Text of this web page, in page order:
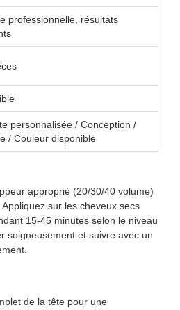
professionnelle, résultats
personnalisée / Conception /
/ Couleur disponible
approprié (20/30/40 volume)
sur les cheveux secs
15-45 minutes selon le niveau
soigneusement et suivre avec un
de la tête pour une